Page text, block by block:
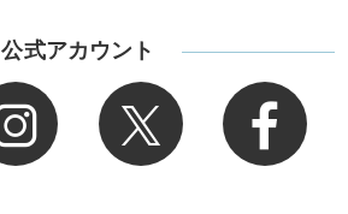
公式アカウント